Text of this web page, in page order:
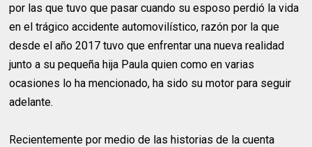
por las que tuvo que pasar cuando su esposo perdió la vida
en el trágico accidente automovilístico, razón por la que
desde el año 2017 tuvo que enfrentar una nueva realidad
junto a su pequeña hija Paula quien como en varias
ocasiones lo ha mencionado, ha sido su motor para seguir
adelante.
Recientemente por medio de las historias de la cuenta